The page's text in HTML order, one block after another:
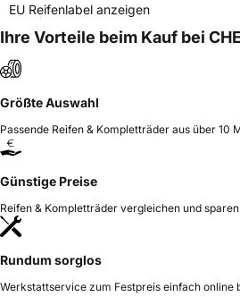
EU Reifenlabel anzeigen
Ihre Vorteile beim Kauf bei
Größte Auswahl
Passende Reifen & Kompletträder aus über 10
Günstige Preise
Reifen & Kompletträder vergleichen und
Rundum sorglos
Werkstattservice zum Festpreis einfach online